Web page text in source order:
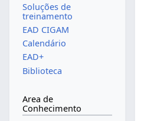
Soluções de
treinamento
EAD CIGAM
Calendário
EAD+
Biblioteca
Area de
Conhecimento